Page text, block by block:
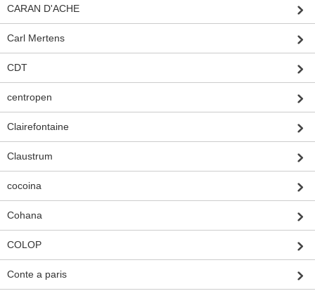
CARAN D'ACHE
Carl Mertens
CDT
centropen
Clairefontaine
Claustrum
cocoina
Cohana
COLOP
Conte a paris